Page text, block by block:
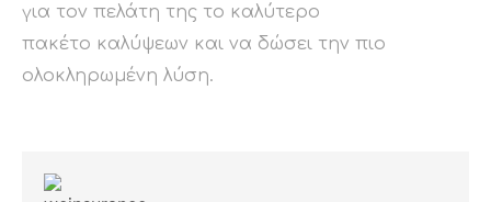
για τον πελάτη της το καλύτερο
πακέτο καλύψεων και να δώσει την πιο
ολοκληρωμένη λύση.